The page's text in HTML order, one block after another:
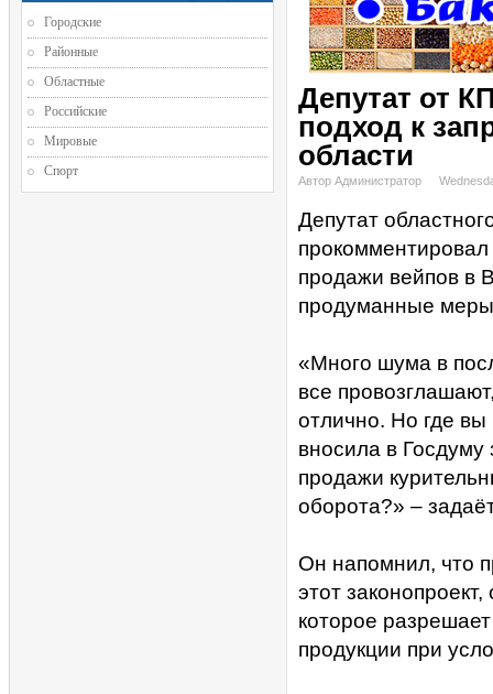
Депутат от
подход к
области
Автор Администратор
Депутат
продажи вейпов в
продуманные
«Много шума в
все
отлично. Но где
вносила в
продажи
оборота?» –
Он напомнил, что
этот
которое
продукции при
Городские
Районные
Областные
Российские
Мировые
Спорт